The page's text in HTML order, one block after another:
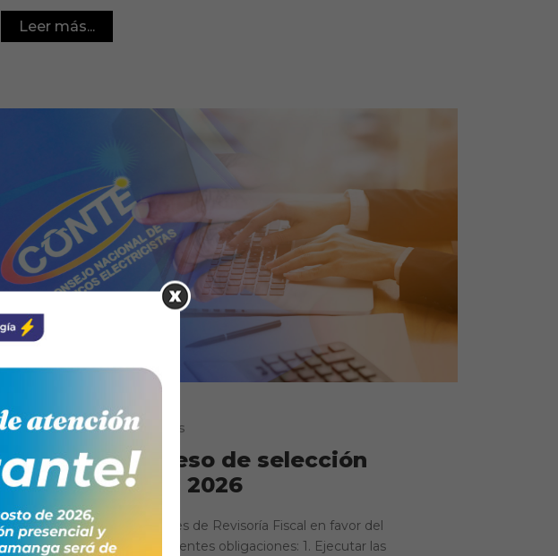
Leer más...
31/03/2026 Noticias
Invitación proceso de selección
Revisoría Fiscal 2026
Prestar servicios profesionales de Revisoría Fiscal en favor del
CONTRATANTE con las siguientes obligaciones: 1. Ejecutar las